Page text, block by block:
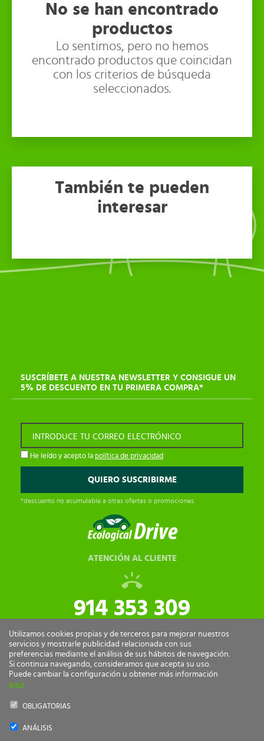
No se han encontrado
productos
Lo sentimos, pero no hemos
encontrado productos que coincidan
con los criterios de búsqueda
seleccionados.
También te pueden
interesar
SUSCRÍBETE A NUESTRA NEWSLETTER Y CONSIGUE UN
5% DE DESCUENTO EN TU PRIMERA COMPRA*
INTRODUCE TU CORREO ELECTRÓNICO
He leído y acepto la política de privacidad
*descuento no acumulable a otras ofertas o promociones.
ATENCIÓN AL CLIENTE
914 353 309
tiendaonline@ecologicaldrive.com
Utilizamos cookies propias y de terceros para mejorar nuestros
servicios y mostrarle publicidad relacionada con sus
preferencias mediante el análisis de sus hábitos de navegación.
Si continua navegando, consideramos que acepta su uso.
Puede cambiar la configuración u obtener más información
aquí
OBLIGATORIAS
ANÁLISIS